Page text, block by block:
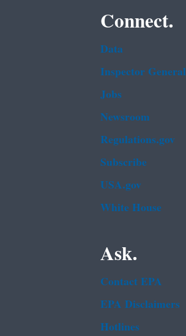
Connect.
Data
Inspector General
Jobs
Newsroom
Regulations.gov
Subscribe
USA.gov
White House
Ask.
Contact EPA
EPA Disclaimers
Hotlines